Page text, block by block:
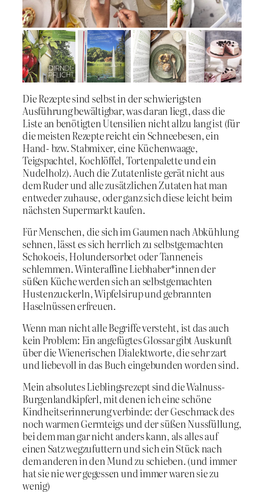
Die Rezepte sind selbst in der schwierigsten
Ausführung bewältigbar, was daran liegt, dass die
Liste an benötigten Utensilien nicht allzu lang ist (für
die meisten Rezepte reicht ein Schneebesen, ein
Hand- bzw. Stabmixer, eine Küchenwaage,
Teigspachtel, Kochlöffel, Tortenpalette und ein
Nudelholz). Auch die Zutatenliste gerät nicht aus
dem Ruder und alle zusätzlichen Zutaten hat man
entweder zuhause, oder ganz sich diese leicht beim
nächsten Supermarkt kaufen.
Für Menschen, die sich im Gaumen nach Abkühlung
sehnen, lässt es sich herrlich zu selbstgemachten
Schokoeis, Holundersorbet oder Tanneneis
schlemmen. Winteraffine Liebhaber*innen der
süßen Küche werden sich an selbstgemachten
Hustenzuckerln, Wipfelsirup und gebrannten
Haselnüssen erfreuen.
Wenn man nicht alle Begriffe versteht, ist das auch
kein Problem: Ein angefügtes Glossar gibt Auskunft
über die Wienerischen Dialektworte, die sehr zart
und liebevoll in das Buch eingebunden worden sind.
Mein absolutes Lieblingsrezept sind die Walnuss-
Burgenlandkipferl, mit denen ich eine schöne
Kindheitserinnerung verbinde: der Geschmack des
noch warmen Germteigs und der süßen Nussfüllung,
bei dem man gar nicht anders kann, als alles auf
einen Satz wegzufuttern und sich ein Stück nach
dem anderen in den Mund zu schieben. (und immer
hat sie nie wer gegessen und immer waren sie zu
wenig)